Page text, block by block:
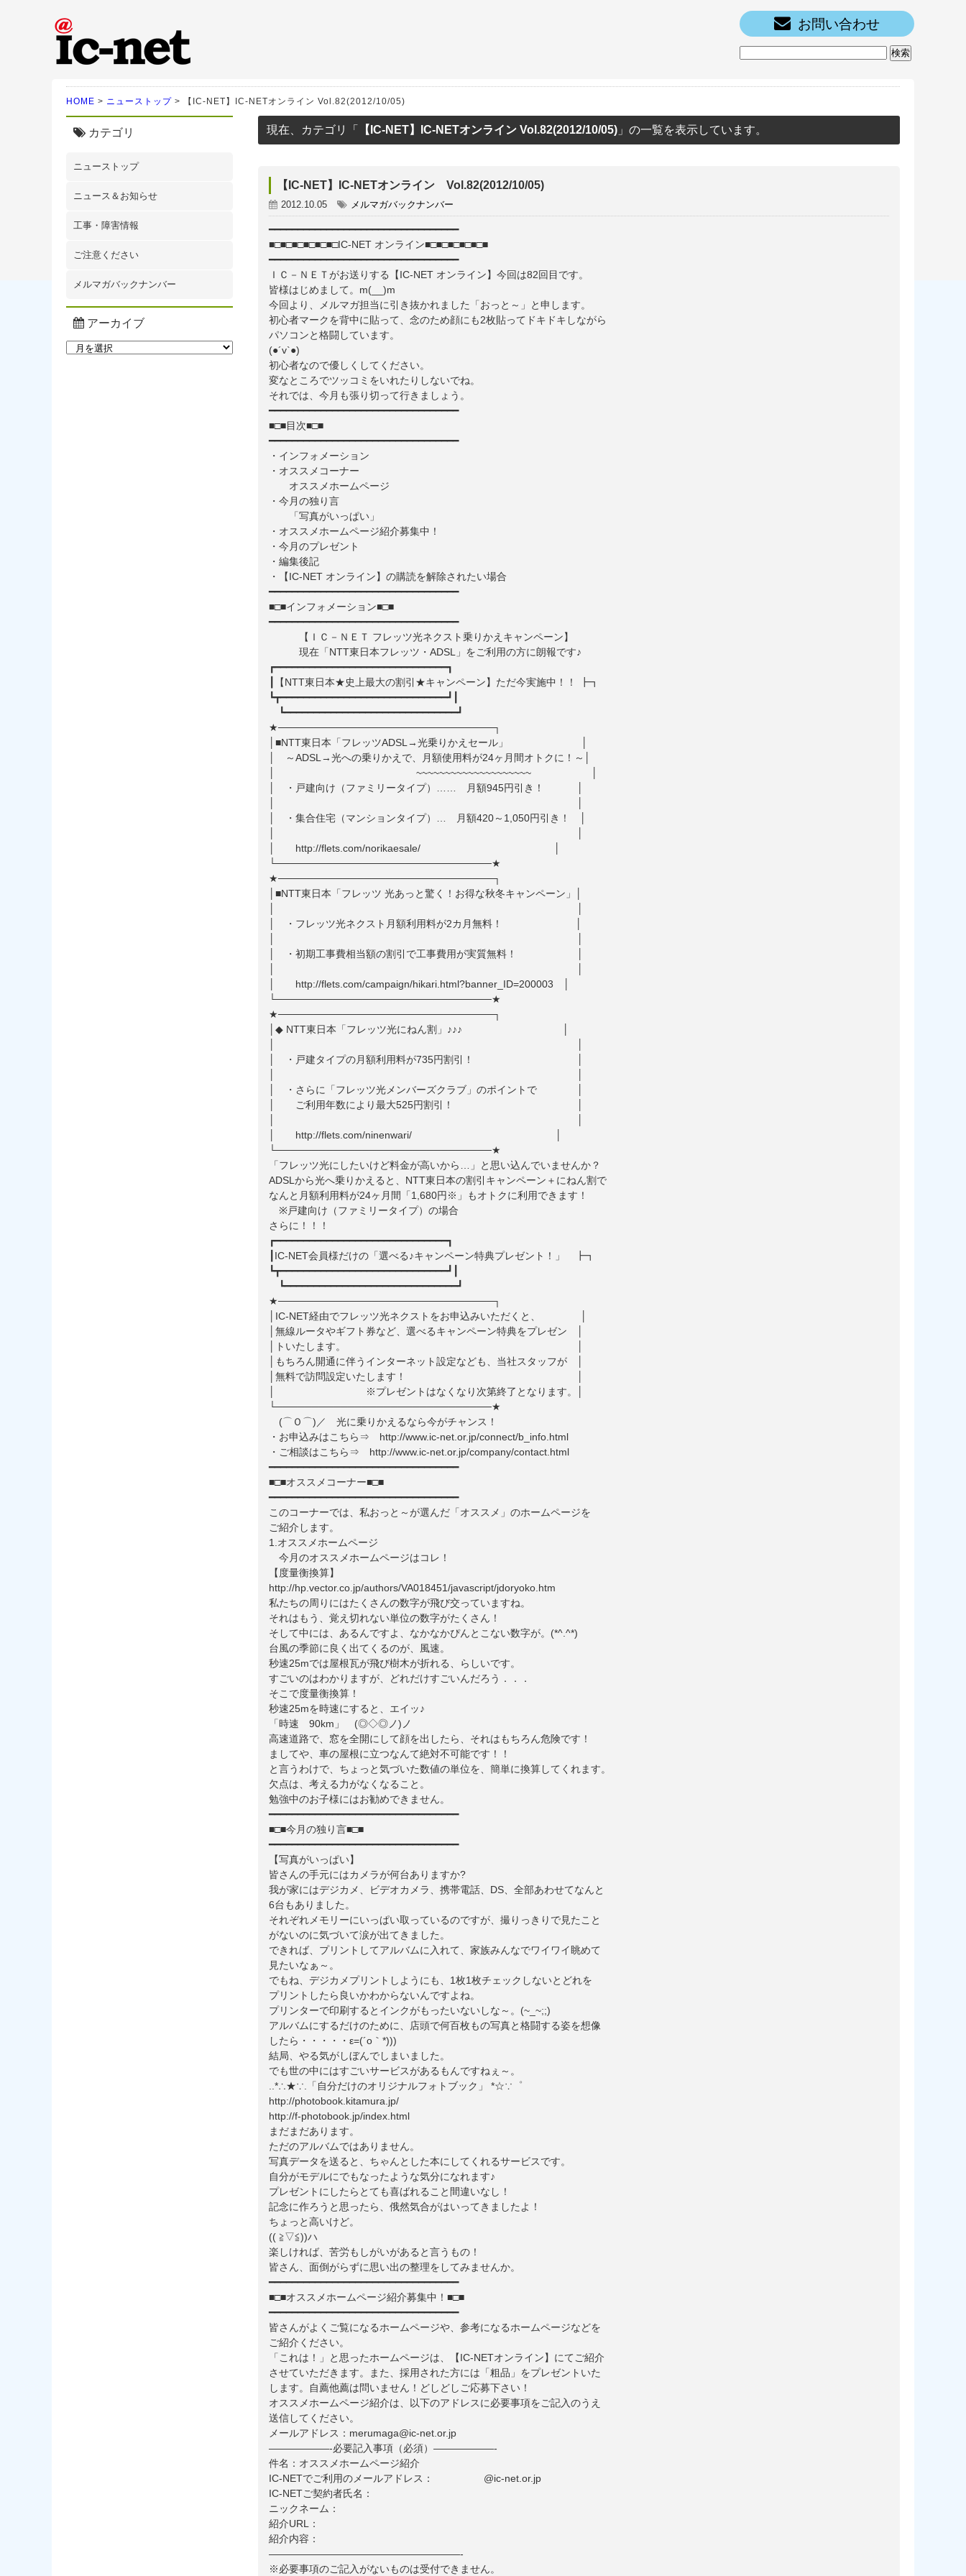
お問い合わせ
HOME > ニューストップ > 【IC-NET】IC-NETオンライン Vol.82(2012/10/05)
カテゴリ
ニューストップ
ニュース＆お知らせ
工事・障害情報
ご注意ください
メルマガバックナンバー
アーカイブ
現在、カテゴリ「 【IC-NET】IC-NETオンライン Vol.82(2012/10/05)」の一覧を表示しています。
【IC-NET】IC-NETオンライン Vol.82(2012/10/05)
2012.10.05 メルマガバックナンバー
━━━━━━━━━━━━━━━━━━━━━━━━━━━━━━━━━
■□■□■□■□■□■□IC-NET オンライン■□■□■□■□■□■
━━━━━━━━━━━━━━━━━━━━━━━━━━━━━━━━━
ＩＣ－ＮＥＴがお送りする【IC-NET オンライン】今回は82回目です。
皆様はじめまして。m(__)m
今回より、メルマガ担当に引き抜かれました「おっと～」と申します。
初心者マークを背中に貼って、念のため顔にも2枚貼ってドキドキしながら
パソコンと格闘しています。
(●´v`●)
初心者なので優しくしてください。
変なところでツッコミをいれたりしないでね。
それでは、今月も張り切って行きましょう。
━━━━━━━━━━━━━━━━━━━━━━━━━━━━━━━━━
■□■目次■□■
━━━━━━━━━━━━━━━━━━━━━━━━━━━━━━━━━
・インフォメーション
・オススメコーナー
オススメホームページ
・今月の独り言
「写真がいっぱい」
・オススメホームページ紹介募集中！
・今月のプレゼント
・編集後記
・【IC-NET オンライン】の購読を解除されたい場合
━━━━━━━━━━━━━━━━━━━━━━━━━━━━━━━━━
■□■インフォメーション■□■
━━━━━━━━━━━━━━━━━━━━━━━━━━━━━━━━━
【ＩＣ－ＮＥＴ フレッツ光ネクスト乗りかえキャンペーン】
現在「NTT東日本フレッツ・ADSL」をご利用の方に朗報です♪
┏━━━━━━━━━━━━━━━━━━━━━━━━━━━━━━┓
┃【NTT東日本★史上最大の割引★キャンペーン】ただ今実施中！！ ┣┓
┗┳━━━━━━━━━━━━━━━━━━━━━━━━━━━━━┛┃
┗━━━━━━━━━━━━━━━━━━━━━━━━━━━━━━┛
★──────────────────────────────┐
│■NTT東日本「フレッツADSL→光乗りかえセール」 │
│ ～ADSL→光への乗りかえで、月額使用料が24ヶ月間オトクに！～│
│ ~~~~~~~~~~~~~~~~~~~~ │
│ ・戸建向け（ファミリータイプ）…… 月額945円引き！ │
│ ・集合住宅（マンションタイプ）… 月額420～1,050円引き！ │
│ http://flets.com/norikaesale/ │
└──────────────────────────────★
★──────────────────────────────┐
│■NTT東日本「フレッツ 光あっと驚く！お得な秋冬キャンペーン」│
│ ・フレッツ光ネクスト月額利用料が2カ月無料！ │
│ ・初期工事費相当額の割引で工事費用が実質無料！ │
│ http://flets.com/campaign/hikari.html?banner_ID=200003 │
└──────────────────────────────★
★──────────────────────────────┐
│◆ NTT東日本「フレッツ光にねん割」♪♪♪ │
│ ・戸建タイプの月額利用料が735円割引！ │
│ ・さらに「フレッツ光メンバーズクラブ」のポイントで │
│ ご利用年数により最大525円割引！ │
│ http://flets.com/ninenwari/ │
└──────────────────────────────★
「フレッツ光にしたいけど料金が高いから…」と思い込んでいませんか？
ADSLから光へ乗りかえると、NTT東日本の割引キャンペーン＋にねん割で
なんと月額利用料が24ヶ月間「1,680円※」もオトクに利用できます！
※戸建向け（ファミリータイプ）の場合
さらに！！！
┏━━━━━━━━━━━━━━━━━━━━━━━━━━━━━━┓
┃IC-NET会員様だけの「選べる♪キャンペーン特典プレゼント！」 ┣┓
┗┳━━━━━━━━━━━━━━━━━━━━━━━━━━━━━┛┃
┗━━━━━━━━━━━━━━━━━━━━━━━━━━━━━━┛
★──────────────────────────────┐
│IC-NET経由でフレッツ光ネクストをお申込みいただくと、 │
│無線ルータやギフト券など、選べるキャンペーン特典をプレゼン │
│トいたします。 │
│もちろん開通に伴うインターネット設定なども、当社スタッフが │
│無料で訪問設定いたします！ │
│ ※プレゼントはなくなり次第終了となります。│
└──────────────────────────────★
(⌒Ｏ⌒)／ 光に乗りかえるなら今がチャンス！
・お申込みはこちら⇒ http://www.ic-net.or.jp/connect/b_info.html
・ご相談はこちら⇒ http://www.ic-net.or.jp/company/contact.html
━━━━━━━━━━━━━━━━━━━━━━━━━━━━━━━━━
■□■オススメコーナー■□■
━━━━━━━━━━━━━━━━━━━━━━━━━━━━━━━━━
このコーナーでは、私おっと～が選んだ「オススメ」のホームページを
ご紹介します。
1.オススメホームページ
今月のオススメホームページはコレ！
【度量衡換算】
http://hp.vector.co.jp/authors/VA018451/javascript/jdoryoko.htm
私たちの周りにはたくさんの数字が飛び交っていますね。
それはもう、覚え切れない単位の数字がたくさん！
そして中には、あるんですよ、なかなかぴんとこない数字が。(*^.^*)
台風の季節に良く出てくるのが、風速。
秒速25mでは屋根瓦が飛び樹木が折れる、らしいです。
すごいのはわかりますが、どれだけすごいんだろう．．．
そこで度量衡換算！
秒速25mを時速にすると、エイッ♪
「時速 90km」 (◎◇◎ノ)ノ
高速道路で、窓を全開にして顔を出したら、それはもちろん危険です！
ましてや、車の屋根に立つなんて絶対不可能です！！
と言うわけで、ちょっと気づいた数値の単位を、簡単に換算してくれます。
欠点は、考える力がなくなること。
勉強中のお子様にはお勧めできません。
━━━━━━━━━━━━━━━━━━━━━━━━━━━━━━━━━
■□■今月の独り言■□■
━━━━━━━━━━━━━━━━━━━━━━━━━━━━━━━━━
【写真がいっぱい】
皆さんの手元にはカメラが何台ありますか?
我が家にはデジカメ、ビデオカメラ、携帯電話、DS、全部あわせてなんと
6台もありました。
それぞれメモリーにいっぱい取っているのですが、撮りっきりで見たこと
がないのに気づいて涙が出てきました。
できれば、プリントしてアルバムに入れて、家族みんなでワイワイ眺めて
見たいなぁ～。
でもね、デジカメプリントしようにも、1枚1枚チェックしないとどれを
プリントしたら良いかわからないんですよね。
プリンターで印刷するとインクがもったいないしな～。(~_~;;)
アルバムにするだけのために、店頭で何百枚もの写真と格闘する姿を想像
したら・・・・・ε=(´ο｀*)))
結局、やる気がしぼんでしまいました。
でも世の中にはすごいサービスがあるもんですねぇ～。
..*∴★∵.「自分だけのオリジナルフォトブック」 *☆∵゜
http://photobook.kitamura.jp/
http://f-photobook.jp/index.html
まだまだあります。
ただのアルバムではありません。
写真データを送ると、ちゃんとした本にしてくれるサービスです。
自分がモデルにでもなったような気分になれます♪
プレゼントにしたらとても喜ばれること間違いなし！
記念に作ろうと思ったら、俄然気合がはいってきましたよ！
ちょっと高いけど。
(( ≧▽≦))ハ
楽しければ、苦労もしがいがあると言うもの！
皆さん、面倒がらずに思い出の整理をしてみませんか。
━━━━━━━━━━━━━━━━━━━━━━━━━━━━━━━━━
■□■オススメホームページ紹介募集中！■□■
━━━━━━━━━━━━━━━━━━━━━━━━━━━━━━━━━
皆さんがよくご覧になるホームページや、参考になるホームページなどを
ご紹介ください。
「これは！」と思ったホームページは、【IC-NETオンライン】にてご紹介
させていただきます。また、採用された方には「粗品」をプレゼントいた
します。自薦他薦は問いません！どしどしご応募下さい！
オススメホームページ紹介は、以下のアドレスに必要事項をご記入のうえ
送信してください。
メールアドレス：merumaga@ic-net.or.jp
——————-必要記入事項（必須）——————-
件名：オススメホームページ紹介
IC-NETでご利用のメールアドレス： @ic-net.or.jp
IC-NETご契約者氏名：
ニックネーム：
紹介URL：
紹介内容：
———————————————————-
※必要事項のご記入がないものは受付できません。